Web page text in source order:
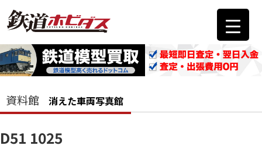
資料館 消えた車両写真館
D51 1025